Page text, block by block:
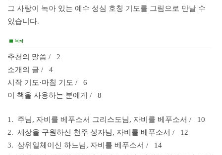
그 사랑이 녹아 있는 예수 성심 호칭 기도를 그림으로 만날 수
있습니다.
추천의 말씀 / 2
소개의 글 / 4
시작 기도·마침 기도 / 6
이 책을 사용하는 분에게 / 8
1. 주님, 자비를 베푸소서 그리스도님, 자비를 베푸소서 / 10
2. 세상을 구원하신 천주 성자님, 자비를 베푸소서 / 12
3. 삼위일체이신 하느님, 자비를 베푸소서 / 14